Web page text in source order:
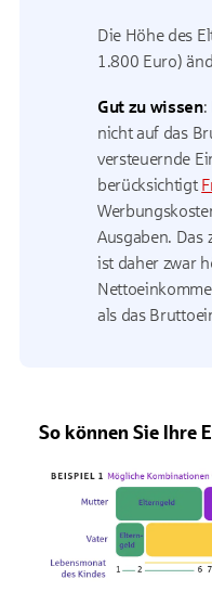
Die Höhe des
1.800 Euro)
Gut zu wissen:
nicht auf das
versteuernde
berücksichtigt
Ausgaben. Das
ist daher zwar
als das
So können Sie Ihre